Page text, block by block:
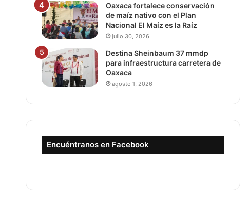
Oaxaca fortalece conservación
de maíz nativo con el Plan
Nacional El Maíz es la Raíz
julio 30, 2026
Destina Sheinbaum 37 mmdp
para infraestructura carretera de
Oaxaca
agosto 1, 2026
Encuéntranos en Facebook